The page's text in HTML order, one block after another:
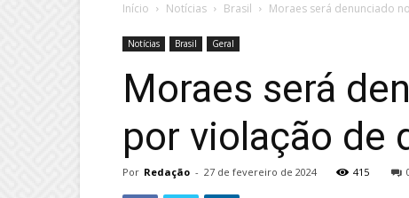
Início Notícias Brasil Moraes será denunciado
Notícias Brasil Geral
Moraes será
por violação de
Por Redação - 27 de fevereiro de 2024 415